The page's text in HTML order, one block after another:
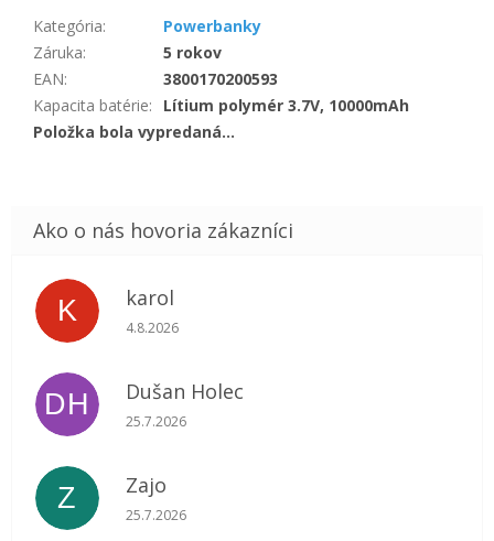
Kategória:
Powerbanky
Záruka:
5 rokov
EAN:
3800170200593
Kapacita batérie:
Lítium polymér 3.7V, 10000mAh
Položka bola vypredaná…
K karol
Hodnotenie obchodu je 5 z 5 hviezdičiek.
4.8.2026
DH Dušan Holec
Hodnotenie obchodu je 5 z 5 hviezdičiek.
25.7.2026
Z Zajo
Hodnotenie obchodu je 5 z 5 hviezdičiek.
25.7.2026